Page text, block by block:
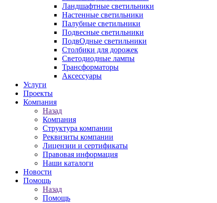
Ландшафтные светильники
Настенные светильники
Палубные светильники
Подвесные светильники
ПодвОдные светильники
Столбики для дорожек
Светодиодные лампы
Трансформаторы
Аксессуары
Услуги
Проекты
Компания
Назад
Компания
Структура компании
Реквизиты компании
Лицензии и сертификаты
Правовая информация
Наши каталоги
Новости
Помощь
Назад
Помощь